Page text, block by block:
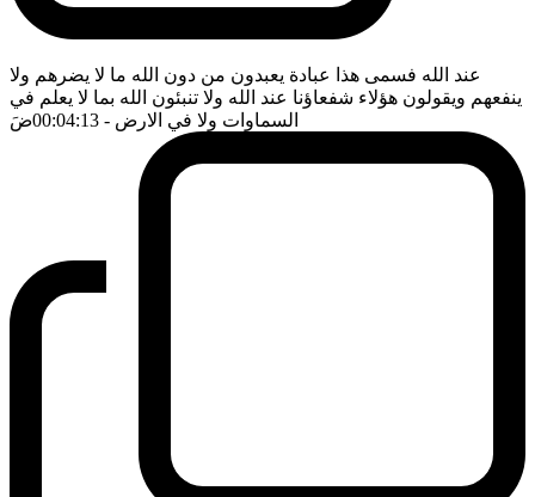
عند الله فسمى هذا عبادة يعبدون من دون الله ما لا يضرهم ولا
ينفعهم ويقولون هؤلاء شفعاؤنا عند الله ولا تنبئون الله بما لا يعلم في
السماوات ولا في الارض - 00:04:13 ضَ